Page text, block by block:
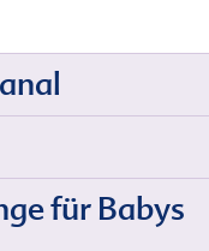
für Babys